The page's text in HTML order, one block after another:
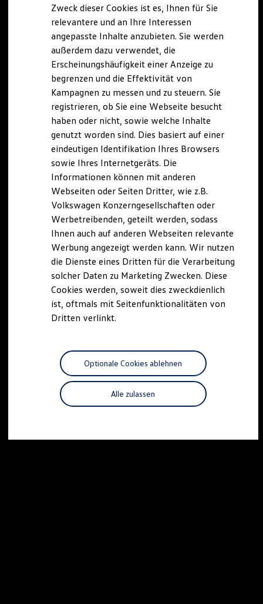
Kaufoptionen
E-Auto-Förderung
Software und Konnektivität
Die ID. Software 6
ID. Software Versionen und Updates
Digitale Extras
Schnittstellen zu Ihrem ID.
Hybridautos
Marke und Erlebnis
Volkswagen R und R Experience
R-Modelle
R Experience
Driving Experience
Volkswagen entdecken
Werkbesichtigung
Lifestyle Shop
T-Roc Kollektion
Golf Kollektion
ID. Kollektion
Volkswagen Kollektion
R-Kollektion
GTI Kollektion
Fußball Drop
we drive football
#wedriveproud
Besitzer und Service
Software Updates
Service und Ersatzteile
Motorenöl und Flüssigkeiten
Räder und Reifen
Pannen- und Unfallhilfe
Economy Service
Volkswagen Teile
Zubehör
Zweck dieser Cookies ist es, Ihnen für Sie
relevantere und an Ihre Interessen
angepasste Inhalte anzubieten. Sie werden
außerdem dazu verwendet, die
Erscheinungshäufigkeit einer Anzeige zu
begrenzen und die Effektivität von
Kampagnen zu messen und zu steuern. Sie
registrieren, ob Sie eine Webseite besucht
haben oder nicht, sowie welche Inhalte
genutzt worden sind. Dies basiert auf einer
eindeutigen Identifikation Ihres Browsers
sowie Ihres Internetgeräts. Die
Informationen können mit anderen
Webseiten oder Seiten Dritter, wie z.B.
Volkswagen Konzerngesellschaften oder
Werbetreibenden, geteilt werden, sodass
Ihnen auch auf anderen Webseiten relevante
Werbung angezeigt werden kann. Wir nutzen
die Dienste eines Dritten für die Verarbeitung
solcher Daten zu Marketing Zwecken. Diese
Cookies werden, soweit dies zweckdienlich
ist, oftmals mit Seitenfunktionalitäten von
Dritten verlinkt.
Alle zulassen
Optionale Cookies ablehnen